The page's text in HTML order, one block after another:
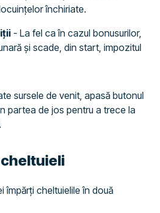
închiriate.
- La fel ca în cazul bonusurilor,
și scade, din start, impozitul
sursele de venit, apasă butonul
partea de jos pentru a trece la
împărți cheltuielile în două